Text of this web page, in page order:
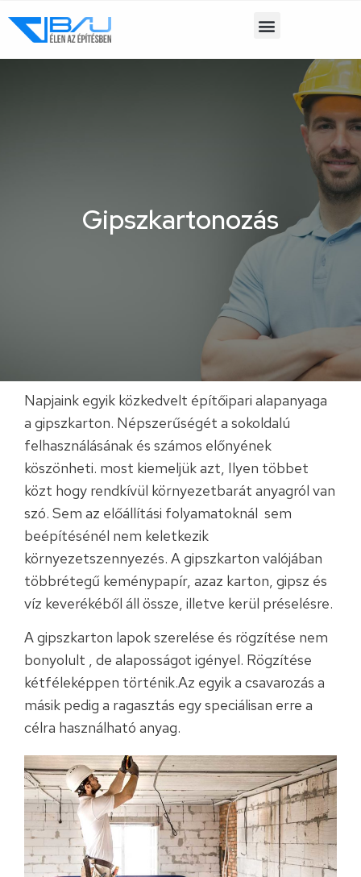
Gipszkartonozás
Napjaink egyik közkedvelt építőipari alapanyaga
a gipszkarton. Népszerűségét a sokoldalú
felhasználásának és számos előnyének
köszönheti. most kiemeljük azt, Ilyen többet
közt hogy rendkívül környezetbarát anyagról van
szó. Sem az előállítási folyamatoknál sem
beépítésénél nem keletkezik
környezetszennyezés. A gipszkarton valójában
többrétegű keménypapír, azaz karton, gipsz és
víz keverékéből áll össze, illetve kerül préselésre.
A gipszkarton lapok szerelése és rögzítése nem
bonyolult , de alaposságot igényel. Rögzítése
kétféleképpen történik.Az egyik a csavarozás a
másik pedig a ragasztás egy speciálisan erre a
célra használható anyag.